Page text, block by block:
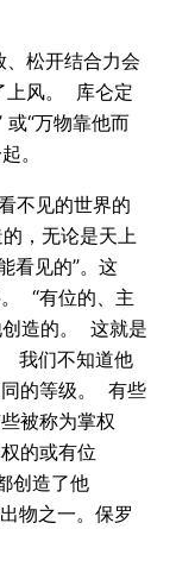
松开结合力会
上风。 库仑定
“万物靠他而
。
不见的世界的
，无论是天上
看见的”。这
“有位的、主
创造的。 这就是
我们不知道他
的等级。 有些
被称为掌权
的或有位
创造了他
物之一。保罗